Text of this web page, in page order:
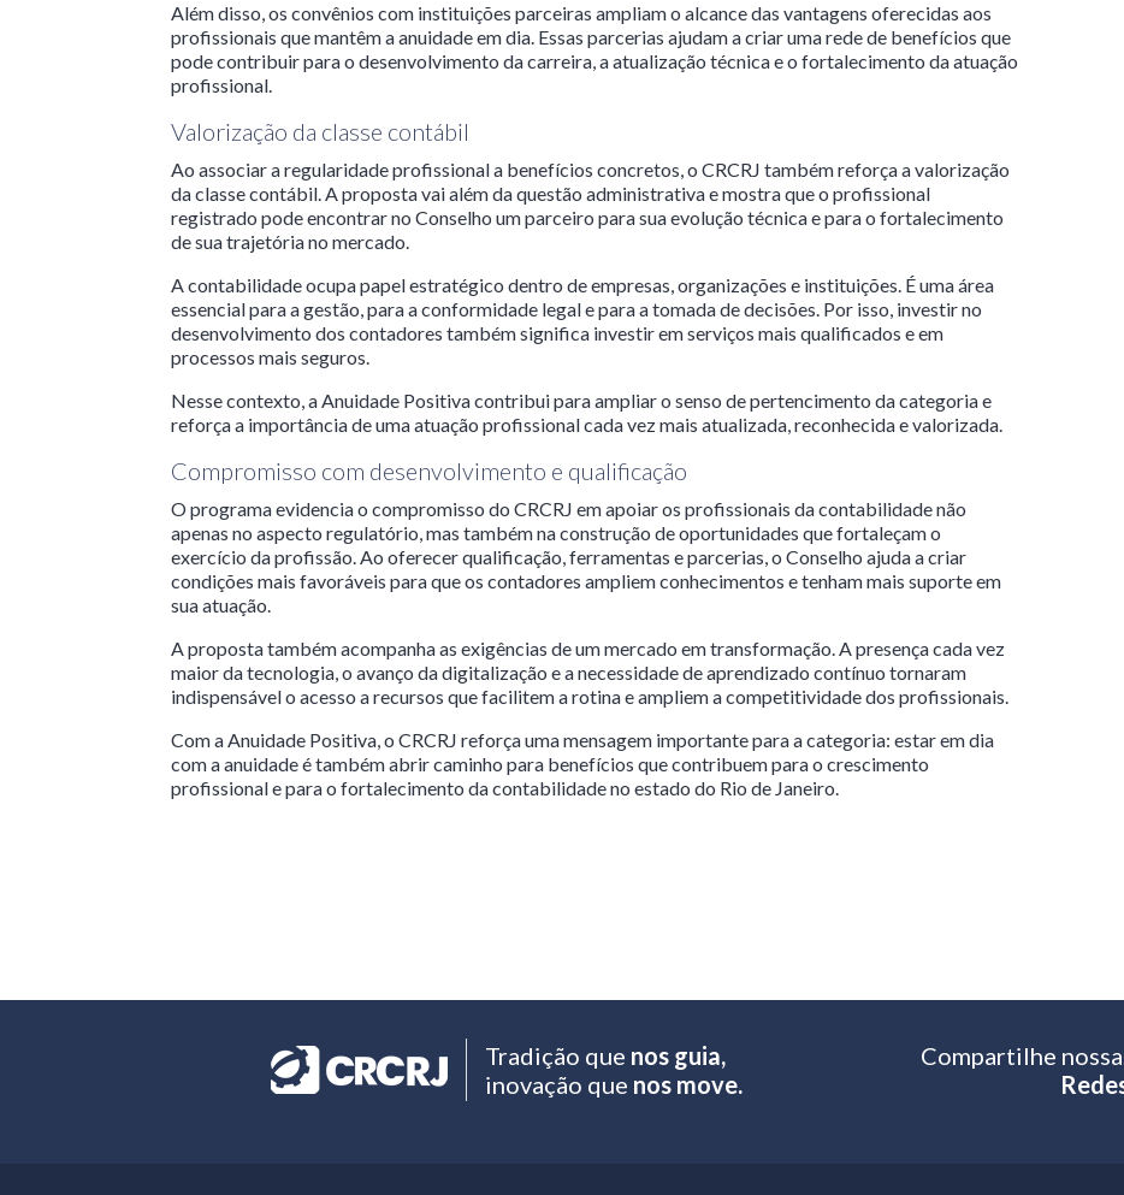
Além disso, os convênios com instituições parceiras ampliam o alcance das vantagens oferecidas aos
profissionais que mantêm a anuidade em dia. Essas parcerias ajudam a criar uma rede de benefícios que
pode contribuir para o desenvolvimento da carreira, a atualização técnica e o fortalecimento da atuação
profissional.
Valorização da classe contábil
Ao associar a regularidade profissional a benefícios concretos, o CRCRJ também reforça a valorização
da classe contábil. A proposta vai além da questão administrativa e mostra que o profissional
registrado pode encontrar no Conselho um parceiro para sua evolução técnica e para o fortalecimento
de sua trajetória no mercado.
A contabilidade ocupa papel estratégico dentro de empresas, organizações e instituições. É uma área
essencial para a gestão, para a conformidade legal e para a tomada de decisões. Por isso, investir no
desenvolvimento dos contadores também significa investir em serviços mais qualificados e em
processos mais seguros.
Nesse contexto, a Anuidade Positiva contribui para ampliar o senso de pertencimento da categoria e
reforça a importância de uma atuação profissional cada vez mais atualizada, reconhecida e valorizada.
Compromisso com desenvolvimento e qualificação
O programa evidencia o compromisso do CRCRJ em apoiar os profissionais da contabilidade não
apenas no aspecto regulatório, mas também na construção de oportunidades que fortaleçam o
exercício da profissão. Ao oferecer qualificação, ferramentas e parcerias, o Conselho ajuda a criar
condições mais favoráveis para que os contadores ampliem conhecimentos e tenham mais suporte em
sua atuação.
A proposta também acompanha as exigências de um mercado em transformação. A presença cada vez
maior da tecnologia, o avanço da digitalização e a necessidade de aprendizado contínuo tornaram
indispensável o acesso a recursos que facilitem a rotina e ampliem a competitividade dos profissionais.
Com a Anuidade Positiva, o CRCRJ reforça uma mensagem importante para a categoria: estar em dia
com a anuidade é também abrir caminho para benefícios que contribuem para o crescimento
profissional e para o fortalecimento da contabilidade no estado do Rio de Janeiro.
Tradição que nos guia,
inovação que nos move.
Compartilhe